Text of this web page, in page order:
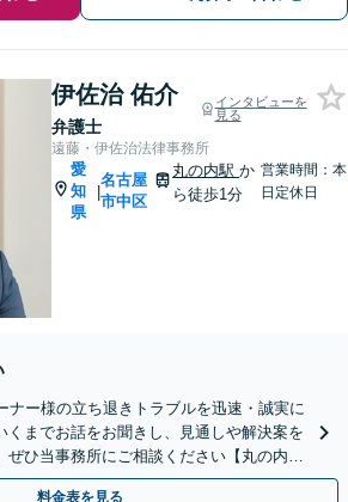
伊佐治 佑介
弁護士
インタビューを
見る
遠藤・伊佐治法律事務所
愛
知
県
|
名古屋
市中区
丸の内駅か
ら徒歩1分
営業時間：本
日定休日
ナー様の立ち退きトラブルを迅速・誠実に
くまでお話をお聞きし、見通しや解決案を
ぜひ当事務所にご相談ください【丸の内駅
料金表を見る